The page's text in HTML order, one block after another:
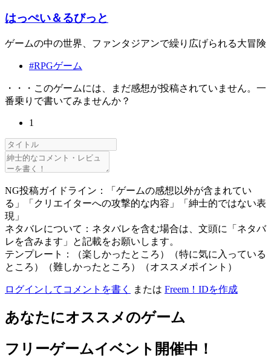
はっぺい＆るびっと
ゲームの中の世界、ファンタジアンで繰り広げられる大冒険
#RPGゲーム
・・・このゲームには、まだ感想が投稿されていません。一
番乗りで書いてみませんか？
1
NG投稿ガイドライン：「ゲームの感想以外が含まれてい
る」「クリエイターへの攻撃的な内容」「紳士的ではない表
現」
ネタバレについて：ネタバレを含む場合は、文頭に「ネタバ
レを含みます」と記載をお願いします。
テンプレート：（楽しかったところ）（特に気に入っている
ところ）（難しかったところ）（オススメポイント）
ログインしてコメントを書く または Freem！IDを作成
あなたにオススメのゲーム
フリーゲームイベント開催中！